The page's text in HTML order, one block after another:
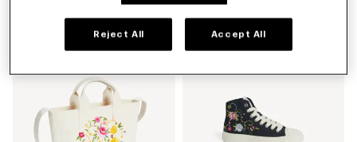
490 €
Reject All Accept All